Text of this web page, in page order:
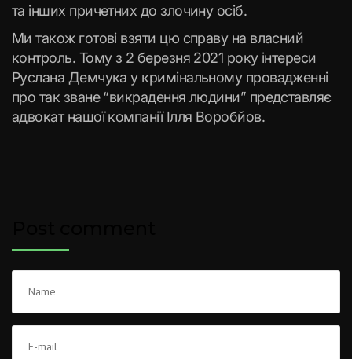
та інших причетних до злочину осіб.
Ми також готові взяти цю справу на власний
контроль. Тому з 2 березня 2021 року інтереси
Руслана Демчука у кримінальному провадженні
про так зване “викрадення людини” представляє
адвокат нашої компанії Ілля Воробйов.